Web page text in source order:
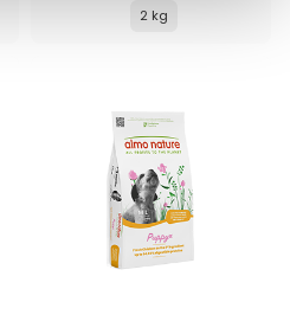
2 kg